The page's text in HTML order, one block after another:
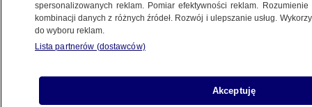
spersonalizowanych reklam. Pomiar efektywności reklam.
kombinacji danych z różnych źródeł. Rozwój i ulepszanie usług.
do wyboru reklam.
Lista partnerów (dostawców)
Akceptuję